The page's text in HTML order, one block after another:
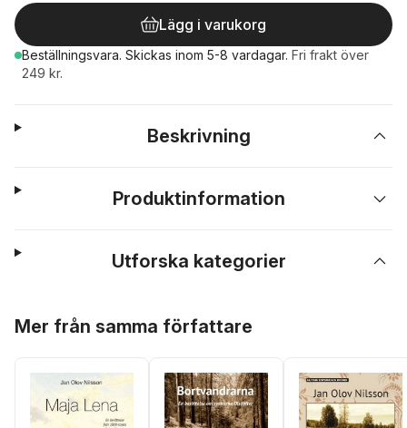
Lägg i varukorg
Beställningsvara. Skickas inom 5-8 vardagar. Fri frakt över
249 kr.
Beskrivning
Produktinformation
Utforska kategorier
Mer från samma författare